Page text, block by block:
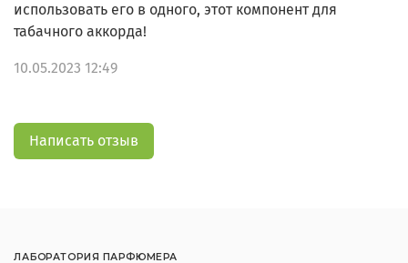
использовать его в одного, этот компонент для
табачного аккорда!
10.05.2023 12:49
Написать отзыв
ЛАБОРАТОРИЯ ПАРФЮМЕРА